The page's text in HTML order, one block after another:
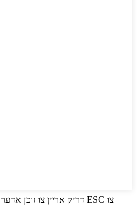
דריק אריין צו זוכן אדער ESC צו